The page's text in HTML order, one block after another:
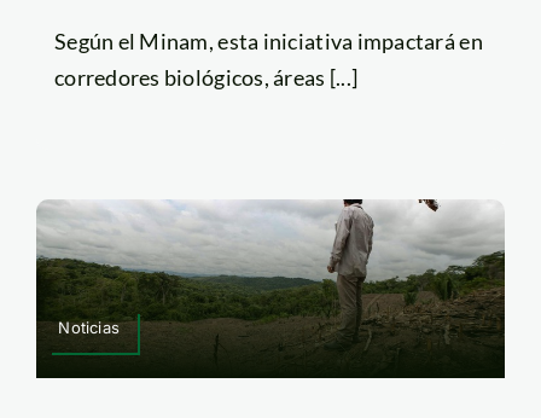
Según el Minam, esta iniciativa impactará en
corredores biológicos, áreas [...]
Noticias